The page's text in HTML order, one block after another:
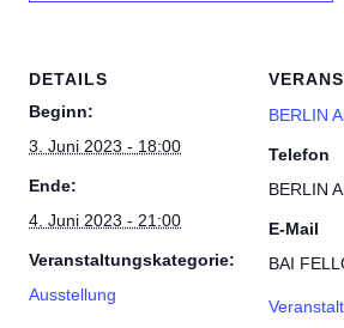
DETAILS
Beginn:
3. Juni 2023 - 18:00
Ende:
4. Juni 2023 - 21:00
Veranstaltungskategorie:
Ausstellung
BERLIN
Telefon
BERLIN
E-Mail
BAI